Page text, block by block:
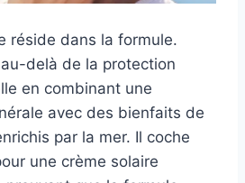
réside dans la formule.
delà de la protection
en combinant une
avec des bienfaits de
par la mer. Il coche
une crème solaire